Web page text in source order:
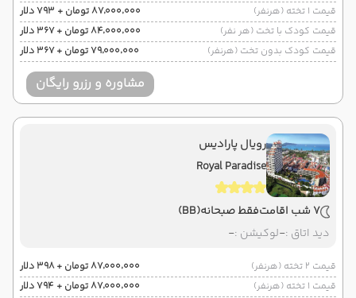
قیمت 1 تخته (هرنفر)
۸۷٬۰۰۰٬۰۰۰ تومان + ۷۹۳ دلار
قیمت کودک با تخت (هر نفر)
۸۴٬۰۰۰٬۰۰۰ تومان + ۳۶۷ دلار
قیمت کودک بدون تخت (هرنفر)
۷۹٬۰۰۰٬۰۰۰ تومان + ۳۶۷ دلار
مشاوره و رزرو رایگان
رویال پارادیس
Royal Paradise
7 شب اقامت فقط صبحانه(BB)
دید اتاق :-لوکیشن :-
قیمت 2 تخته (هرنفر)
۸۷٬۰۰۰٬۰۰۰ تومان + ۳۹۸ دلار
قیمت 1 تخته (هرنفر)
۸۷٬۰۰۰٬۰۰۰ تومان + ۷۹۴ دلار